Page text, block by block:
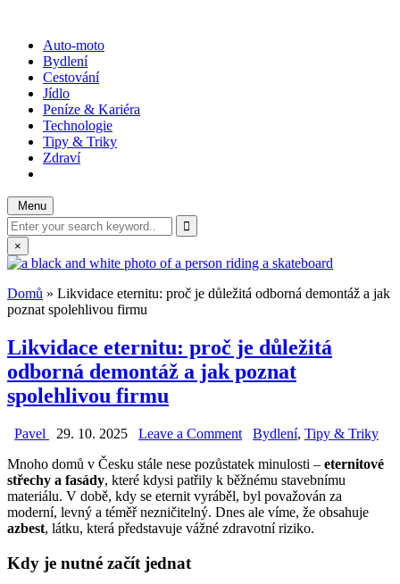
content
WOTODO?
rady, tipy a triky
Auto-moto
Bydlení
Cestování
Jídlo
Peníze & Kariéra
Technologie
Tipy & Triky
Zdraví
Menu
Search
for:
×
Domů » Likvidace eternitu: proč je důležitá odborná demontáž a jak
poznat spolehlivou firmu
Likvidace eternitu: proč je důležitá
odborná demontáž a jak poznat
spolehlivou firmu
Pavel 29. 10. 2025 Leave a Commenton
eternitu:
proč
je
důležitá
odborná
Posted
Bydlení, Tipy & Triky
Mnoho domů v Česku stále nese pozůstatek minulosti – eternitové
střechy a fasády, které kdysi patřily k běžnému stavebnímu
materiálu. V době, kdy se eternit vyráběl, byl považován za
moderní, levný a téměř nezničitelný. Dnes ale víme, že obsahuje
azbest, látku, která představuje vážné zdravotní riziko.
Kdy je nutné začít jednat